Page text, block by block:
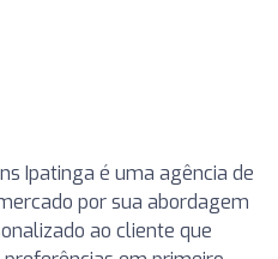
Ipatinga é uma agência de
por sua abordagem
ao cliente que